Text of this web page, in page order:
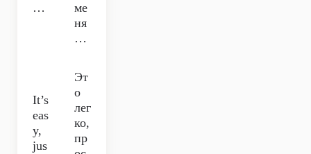
…
ме
ня
…
It’s
eas
y,
jus
Эт
о
лег
ко,
пр